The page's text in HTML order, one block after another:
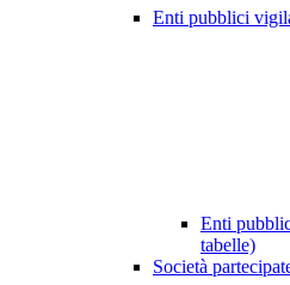
Enti pubblici
Enti
tabelle)
Società